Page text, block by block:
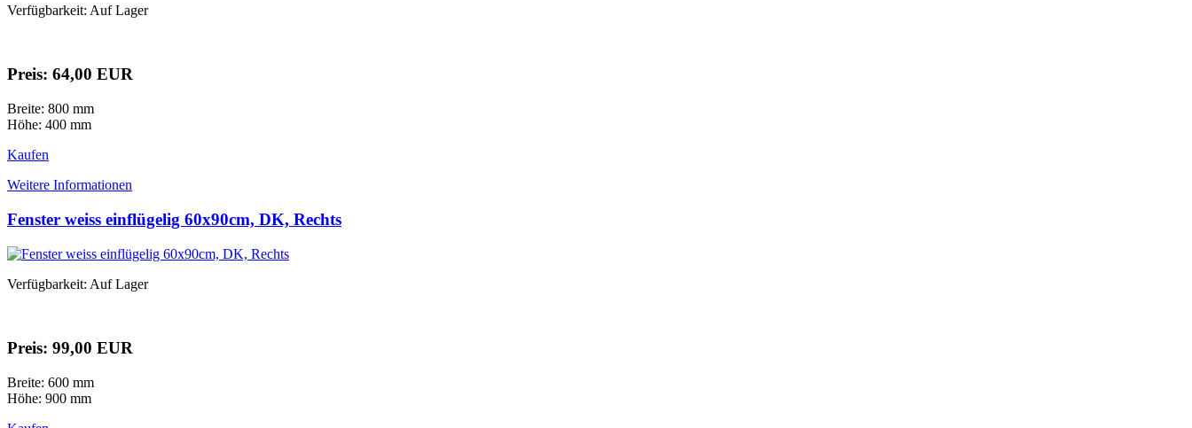
Verfügbarkeit: Auf Lager
Preis: 64,00 EUR
Breite: 800 mm
Höhe: 400 mm
Kaufen
Weitere Informationen
Fenster weiss einflügelig 60x90cm, DK, Rechts
Verfügbarkeit: Auf Lager
Preis: 99,00 EUR
Breite: 600 mm
Höhe: 900 mm